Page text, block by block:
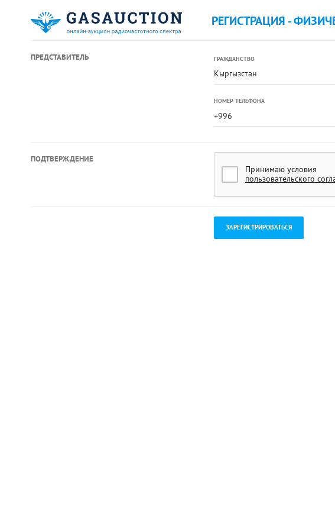
РЕГИСТРАЦИЯ -
ПРЕДСТАВИТЕЛЬ ГРАЖДАНСТВО
Кыргызстан
НОМЕР ТЕЛЕФОНА
ПОДТВЕРЖДЕНИЕ
Принимаю условия
пользовательского